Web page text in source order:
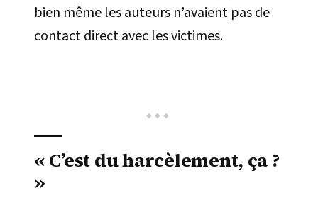
bien même les auteurs n’avaient pas de
contact direct avec les victimes.
« C’est du harcèlement, ça ?
»